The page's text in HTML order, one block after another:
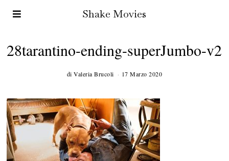
Shake Movies
28tarantino-ending-superJumbo-v2
diValeria Brucoli 17 Marzo 2020